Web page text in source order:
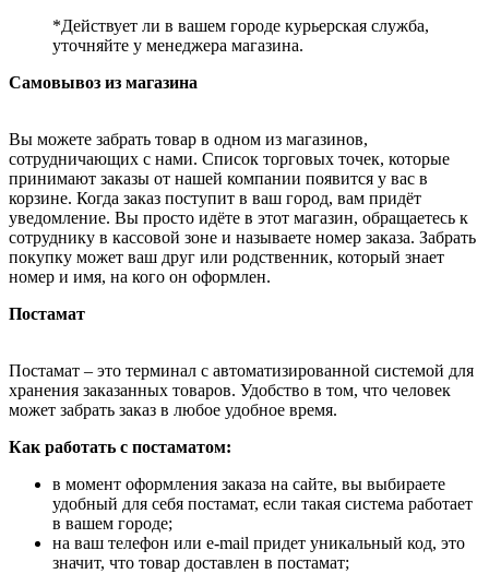
*Действует ли в вашем городе курьерская служба,
уточняйте у менеджера магазина.
Самовывоз из магазина
Вы можете забрать товар в одном из магазинов,
сотрудничающих с нами. Список торговых точек, которые
принимают заказы от нашей компании появится у вас в
корзине. Когда заказ поступит в ваш город, вам придёт
уведомление. Вы просто идёте в этот магазин, обращаетесь к
сотруднику в кассовой зоне и называете номер заказа. Забрать
покупку может ваш друг или родственник, который знает
номер и имя, на кого он оформлен.
Постамат
Постамат – это терминал с автоматизированной системой для
хранения заказанных товаров. Удобство в том, что человек
может забрать заказ в любое удобное время.
Как работать с постаматом:
в момент оформления заказа на сайте, вы выбираете
удобный для себя постамат, если такая система работает
в вашем городе;
на ваш телефон или e-mail придет уникальный код, это
значит, что товар доставлен в постамат;